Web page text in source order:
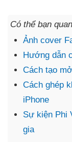
Có thể bạn
Ảnh cover
Hướng dẫn
Cách tạo
Cách ghép
iPhone
Sự kiện Phi
gia